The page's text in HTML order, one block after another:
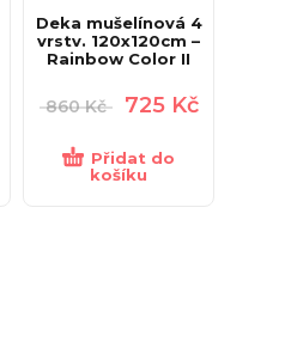
Deka mušelínová 4
vrstv. 120x120cm –
Rainbow Color II
860Kč 725 Kč
Přidat do
košíku